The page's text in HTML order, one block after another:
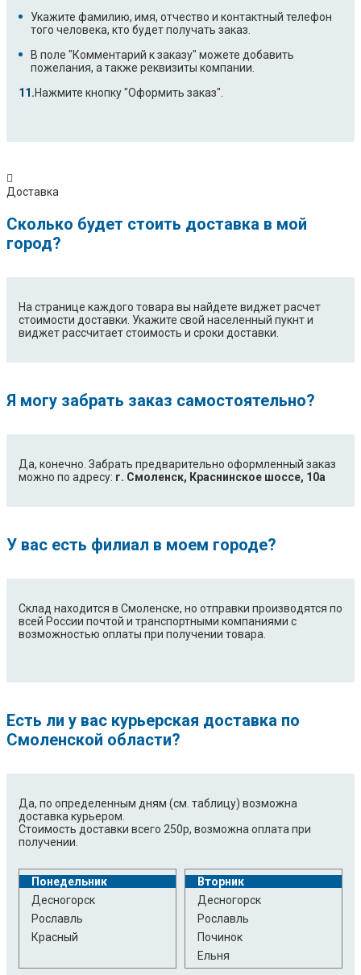
Укажите фамилию, имя, отчество и контактный телефон
того человека, кто будет получать заказ.
В поле "Комментарий к заказу" можете добавить
пожелания, а также реквизиты компании.
Нажмите кнопку "Оформить заказ".
Доставка
Сколько будет стоить доставка в мой
город?
На странице каждого товара вы найдете виджет расчет
стоимости доставки. Укажите свой населенный пукнт и
виджет рассчитает стоимость и сроки доставки.
Я могу забрать заказ самостоятельно?
Да, конечно. Забрать предварительно оформленный заказ
можно по адресу: г. Смоленск, Краснинское шоссе, 10а
У вас есть филиал в моем городе?
Склад находится в Смоленске, но отправки производятся по
всей России почтой и транспортными компаниями с
возможностью оплаты при получении товара.
Есть ли у вас курьерская доставка по
Смоленской области?
Да, по определенным дням (см. таблицу) возможна
доставка курьером.
Стоимость доставки всего 250р, возможна оплата при
получении.
Понедельник
Десногорск
Рославль
Красный
Вторник
Десногорск
Рославль
Починок
Ельня